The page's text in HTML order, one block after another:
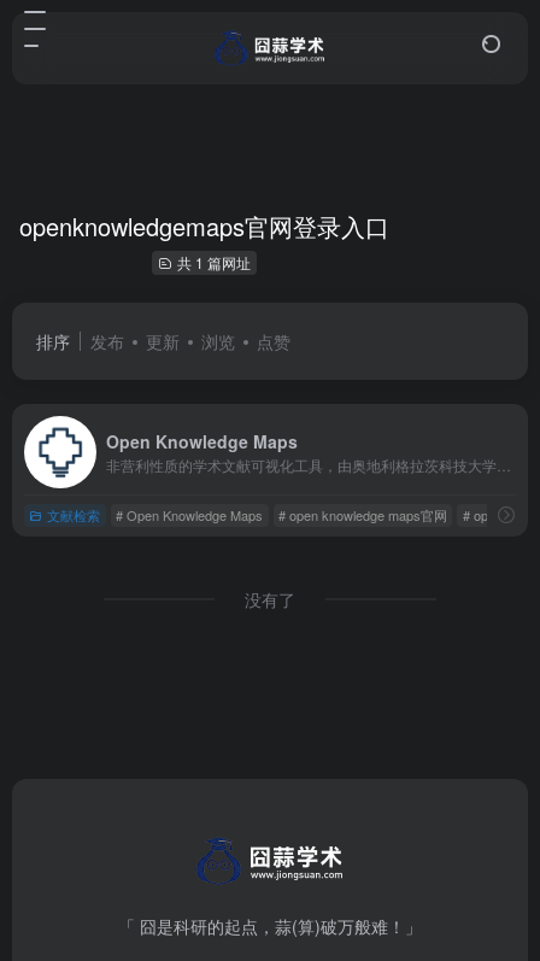
openknowledgemaps官网登录入口
共 1 篇网址
排序 发布 更新 浏览 点赞
Open Knowledge Maps
文献检索 # Open Knowledge Maps # open knowledge maps官网 #
没有了
「 囧是科研的起点，蒜(算)破万般难！」